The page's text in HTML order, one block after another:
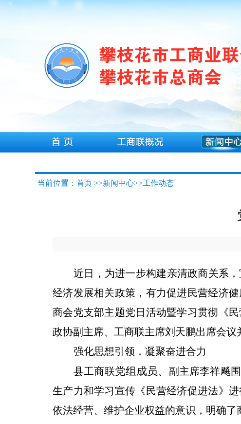
当前位置：首页 >>新闻中心>>工作动态
近日， 为进一步构建亲清政商关系
经济发展相关政策，有力促进民营经济
商会党支部主题党日活动暨学习贯彻《
政协副主席、工商联主席刘天鹏出席会
强化思想引领，凝聚奋进合力
县工商联党组成员、 副主席李祥飚
生产力和学习宣传《民营经济促进法》
依法经营、维护企业权益的意识，明确了